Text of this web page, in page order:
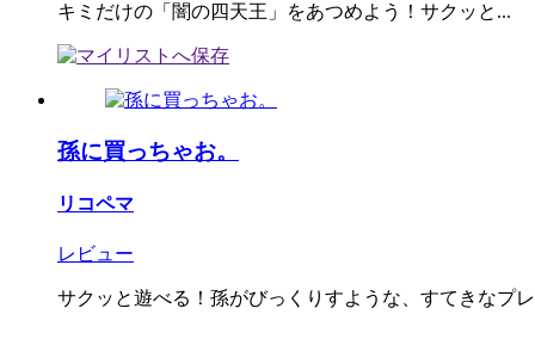
キミだけの「闇の四天王」をあつめよう！サクッと...
孫に買っちゃお。
リコペマ
レビュー
サクッと遊べる！孫がびっくりすような、すてきなプ